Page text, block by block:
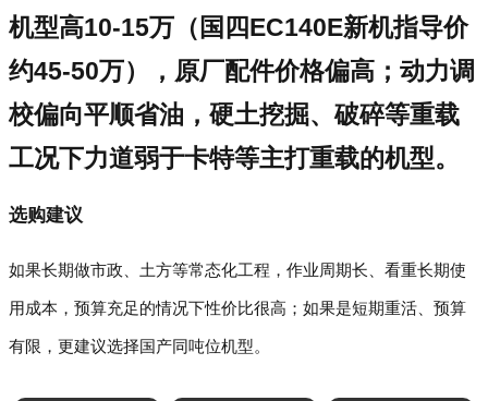
机型高10-15万（国四EC140E新机指导价
约45-50万），原厂配件价格偏高；动力调
校偏向平顺省油，硬土挖掘、破碎等重载
工况下力道弱于卡特等主打重载的机型。
选购建议
如果长期做市政、土方等常态化工程，作业周期长、看重长期使
用成本，预算充足的情况下性价比很高；如果是短期重活、预算
有限，更建议选择国产同吨位机型。